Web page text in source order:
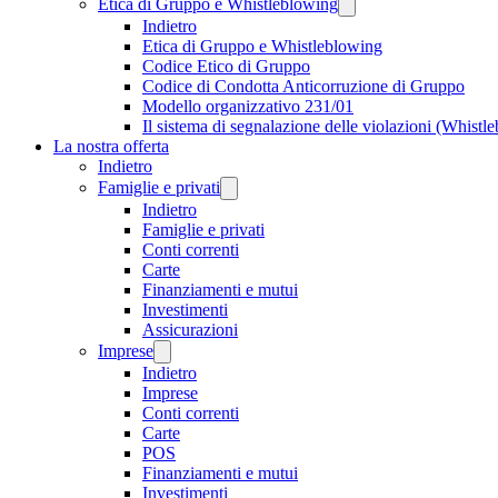
Indietro
Etica di Gruppo e Whistleblowing
Codice Etico di Gruppo
Codice di Condotta Anticorruzione di Gruppo
Modello organizzativo 231/01
Il sistema di segnalazione delle violazioni
La nostra offerta
Indietro
Famiglie e privati
Indietro
Famiglie e privati
Conti correnti
Carte
Finanziamenti e mutui
Investimenti
Assicurazioni
Imprese
Indietro
Imprese
Conti correnti
Carte
POS
Finanziamenti e mutui
Investimenti